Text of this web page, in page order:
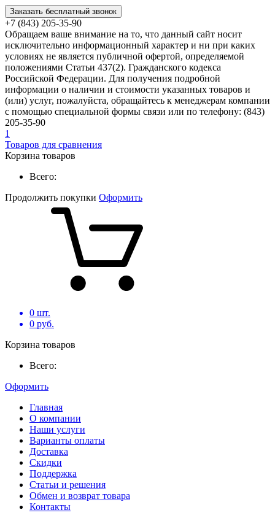
Заказать бесплатный звонок
+7 (843) 205-35-90
Обращаем ваше внимание на то, что данный сайт носит
исключительно информационный характер и ни при каких
условиях не является публичной офертой, определяемой
положениями Статьи 437(2). Гражданского кодекса
Российской Федерации. Для получения подробной
информации о наличии и стоимости указанных товаров и
(или) услуг, пожалуйста, обращайтесь к менеджерам компании
с помощью специальной формы связи или по телефону: (843)
205-35-90
1
Товаров для сравнения
Корзина товаров
Всего:
Продолжить покупки Оформить
0 шт.
0 руб.
Корзина товаров
Всего:
Оформить
Главная
О компании
Наши услуги
Варианты оплаты
Доставка
Скидки
Поддержка
Статьи и решения
Обмен и возврат товара
Контакты